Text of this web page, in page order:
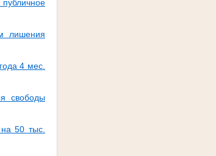
лишения
4 мес.
свободы
50 тыс.